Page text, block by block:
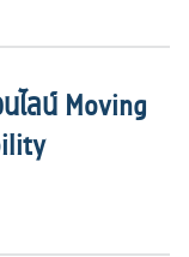
ไลน์ Moving